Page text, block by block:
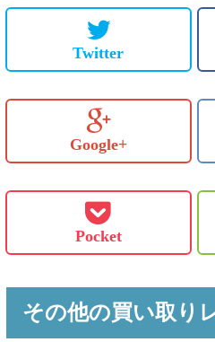
Twitter
Google+
Pocket
その他の買い取り